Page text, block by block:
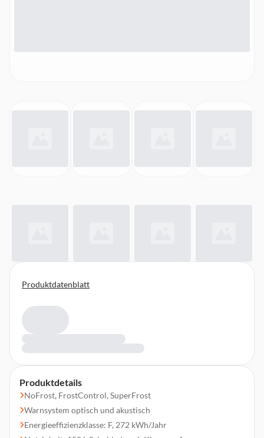
Produktdetails
NoFrost, FrostControl, SuperFrost
Warnsystem optisch und akustisch
Energieeffizienzklasse: F, 272 kWh/Jahr
Produktdatenblatt